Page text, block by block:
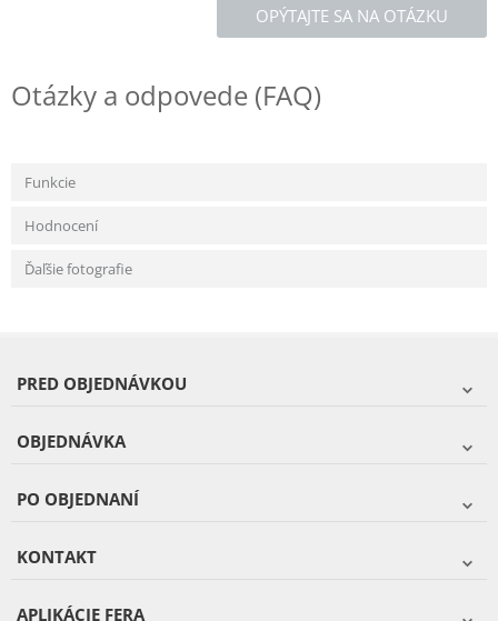
OPÝTAJTE SA NA OTÁZKU
Otázky a odpovede (FAQ)
Funkcie
Hodnocení
Ďaľšie fotografie
PRED OBJEDNÁVKOU
OBJEDNÁVKA
PO OBJEDNANÍ
KONTAKT
APLIKÁCIE FERA